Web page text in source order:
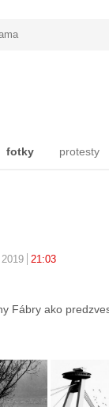
fotky protesty
21:03
Fábry ako